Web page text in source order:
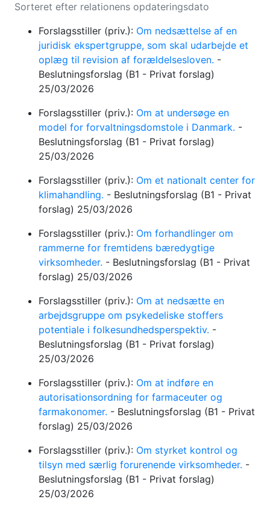
Sorteret efter relationens opdateringsdato
Forslagsstiller (priv.): Om nedsættelse af en
juridisk ekspertgruppe, som skal udarbejde et
oplæg til revision af forældelsesloven. -
Beslutningsforslag (B1 - Privat forslag)
25/03/2026
Forslagsstiller (priv.): Om at undersøge en
model for forvaltningsdomstole i Danmark. -
Beslutningsforslag (B1 - Privat forslag)
25/03/2026
Forslagsstiller (priv.): Om et nationalt center for
klimahandling. - Beslutningsforslag (B1 - Privat
forslag) 25/03/2026
Forslagsstiller (priv.): Om forhandlinger om
rammerne for fremtidens bæredygtige
virksomheder. - Beslutningsforslag (B1 - Privat
forslag) 25/03/2026
Forslagsstiller (priv.): Om at nedsætte en
arbejdsgruppe om psykedeliske stoffers
potentiale i folkesundhedsperspektiv. -
Beslutningsforslag (B1 - Privat forslag)
25/03/2026
Forslagsstiller (priv.): Om at indføre en
autorisationsordning for farmaceuter og
farmakonomer. - Beslutningsforslag (B1 - Privat
forslag) 25/03/2026
Forslagsstiller (priv.): Om styrket kontrol og
tilsyn med særlig forurenende virksomheder. -
Beslutningsforslag (B1 - Privat forslag)
25/03/2026